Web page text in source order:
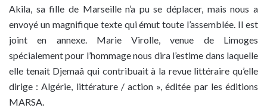
Akila, sa fille de Marseille n’a pu se déplacer, mais nous a
envoyé un magnifique texte qui émut toute l’assemblée. Il est
joint en annexe. Marie Virolle, venue de Limoges
spécialement pour l’hommage nous dira l’estime dans laquelle
elle tenait Djemaâ qui contribuait à la revue littéraire qu’elle
dirige : Algérie, littérature / action », éditée par les éditions
MARSA.